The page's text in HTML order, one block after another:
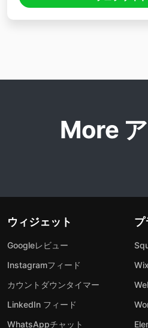
More
ウィジェット
Googleレビュー
Instagramフィード
カウントダウンタイマー
LinkedIn フィード
WhatsAppチャット
プ
Wix